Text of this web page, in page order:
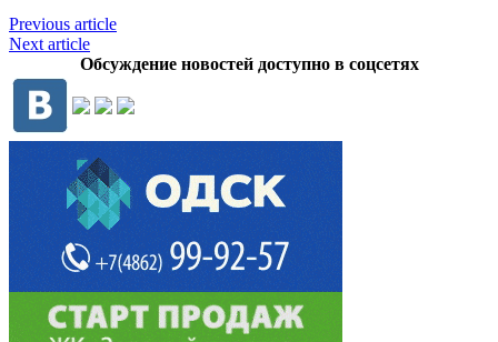
Previous article
Next article
Обсуждение новостей доступно в соцсетях